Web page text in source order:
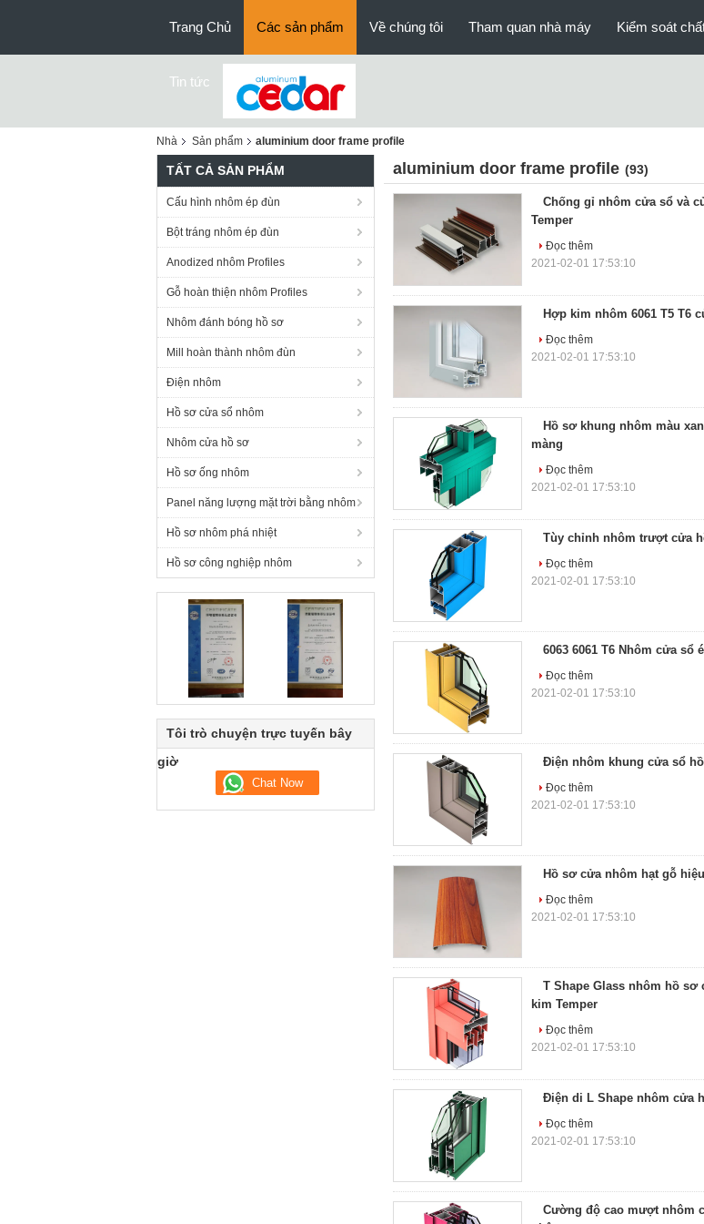
Trang Chủ Các sản phẩm Về chúng tôi Tham quan nhà máy Kiểm soát
Tin tức
Nhà Sản phẩm aluminium door frame profile
TẤT CẢ SẢN PHẨM
Cấu hình nhôm ép đùn
Bột tráng nhôm ép đùn
Anodized nhôm Profiles
Gỗ hoàn thiện nhôm Profiles
Nhôm đánh bóng hồ sơ
Mill hoàn thành nhôm đùn
Điện nhôm
Hồ sơ cửa sổ nhôm
Nhôm cửa hồ sơ
Hồ sơ ống nhôm
Panel năng lượng mặt trời bằng nhôm
Hồ sơ nhôm phá nhiệt
Hồ sơ công nghiệp nhôm
Tôi trò chuyện trực tuyến bây
giờ
aluminium door frame profile (93)
Chống gỉ nhôm cửa sổ và
Temper
Đọc thêm
2021-02-01 17:53:10
Hợp kim nhôm 6061 T5 T6
Đọc thêm
2021-02-01 17:53:10
Hồ sơ khung nhôm màu
màng
Đọc thêm
2021-02-01 17:53:10
Tùy chỉnh nhôm trượt cửa
Đọc thêm
2021-02-01 17:53:10
6063 6061 T6 Nhôm cửa
Đọc thêm
2021-02-01 17:53:10
Điện nhôm khung cửa sổ
Đọc thêm
2021-02-01 17:53:10
Hồ sơ cửa nhôm hạt gỗ
Đọc thêm
2021-02-01 17:53:10
T Shape Glass nhôm hồ sơ
kim Temper
Đọc thêm
2021-02-01 17:53:10
Điện di L Shape nhôm cửa
Đọc thêm
2021-02-01 17:53:10
Cường độ cao mượt nhôm